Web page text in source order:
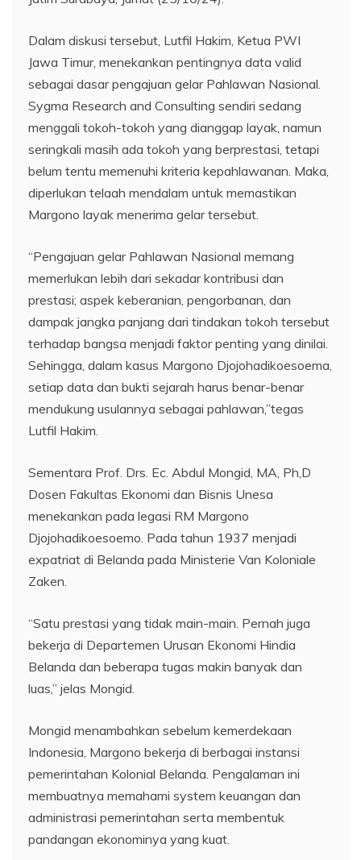
Dalam diskusi tersebut, Lutfil Hakim, Ketua PWI
Jawa Timur, menekankan pentingnya data valid
sebagai dasar pengajuan gelar Pahlawan Nasional.
Sygma Research and Consulting sendiri sedang
menggali tokoh-tokoh yang dianggap layak, namun
seringkali masih ada tokoh yang berprestasi, tetapi
belum tentu memenuhi kriteria kepahlawanan. Maka,
diperlukan telaah mendalam untuk memastikan
Margono layak menerima gelar tersebut.
“Pengajuan gelar Pahlawan Nasional memang
memerlukan lebih dari sekadar kontribusi dan
prestasi; aspek keberanian, pengorbanan, dan
dampak jangka panjang dari tindakan tokoh tersebut
terhadap bangsa menjadi faktor penting yang dinilai.
Sehingga, dalam kasus Margono Djojohadikoesoema,
setiap data dan bukti sejarah harus benar-benar
mendukung usulannya sebagai pahlawan,”tegas
Lutfil Hakim.
Sementara Prof. Drs. Ec. Abdul Mongid, MA, Ph,D
Dosen Fakultas Ekonomi dan Bisnis Unesa
menekankan pada legasi RM Margono
Djojohadikoesoemo. Pada tahun 1937 menjadi
expatriat di Belanda pada Ministerie Van Koloniale
Zaken.
“Satu prestasi yang tidak main-main. Pernah juga
bekerja di Departemen Urusan Ekonomi Hindia
Belanda dan beberapa tugas makin banyak dan
luas,” jelas Mongid.
Mongid menambahkan sebelum kemerdekaan
Indonesia, Margono bekerja di berbagai instansi
pemerintahan Kolonial Belanda. Pengalaman ini
membuatnya memahami system keuangan dan
administrasi pemerintahan serta membentuk
pandangan ekonominya yang kuat.